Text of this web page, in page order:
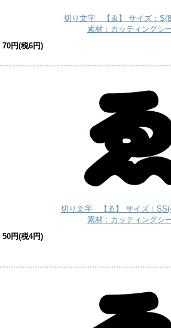
切り文字 【ゑ】 サイズ：
素材：カッティングシ
70円(税6円)
切り文字 【ゑ】 サイズ：
素材：カッティングシ
50円(税4円)